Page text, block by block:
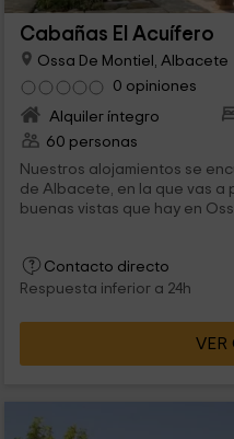
Cabañas El Acuífero
Ossa De Montiel, Albacete
0 opiniones
Alquiler íntegro
60 personas
Nuestros alojamientos se
de Albacete, en la que vas a
buenas vistas que hay en Ossa de
mejores vistas.
Contacto directo
Respuesta inferior a 24h
VER